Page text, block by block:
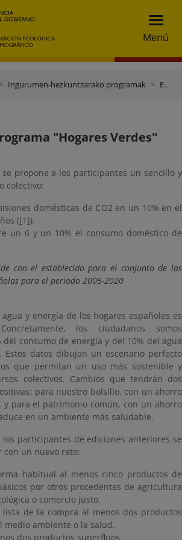
Menú
Ingurumen-hezkuntzarako programak Etxe berdeak
"Hogares Verdes"
se propone a los participantes un sencillo y
colectivo:
domésticas de CO2 en un 10% en el
([1]).
un 6 y un 10% el consumo doméstico de
con el establecido para el conjunto de las
para el periodo 2005-2020
y energía de los hogares españoles es
los ciudadanos somos
del consumo de energía y del 10% del agua
datos dibujan un escenario perfecto
que permitan un uso más sostenible y
colectivos. Cambios que tendrán dos
para nuestro bolsillo, con un ahorro
para el patrimonio común, con un ahorro
en un ambiente más saludable.
los participantes de ediciones anteriores se
un nuevo reto:
habitual al menos cinco productos de
por otros procedentes de agricultura
o comercio justo.
de la compra al menos dos productos
medio ambiente o la salud.
dos productos superfluos.